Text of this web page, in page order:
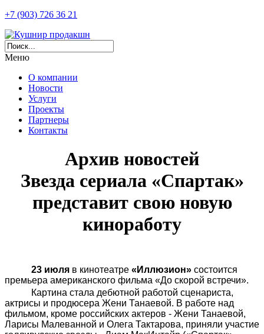
+7 (903) 726 36 21
Меню
О компании
Новости
Услуги
Проекты
Партнеры
Контакты
Архив новостей
Звезда сериала «Спартак»
представит свою новую
киноработу
23 июля в кинотеатре«Иллюзион»состоится
премьера американского фильма «До скорой встречи».
Картина стала дебютной работой сценариста,
актрисы и продюсера Жени Танаевой. В работе над
фильмом, кроме российских актеров - Жени Танаевой,
Ларисы Малеванной и Олега Тактарова, приняли участие